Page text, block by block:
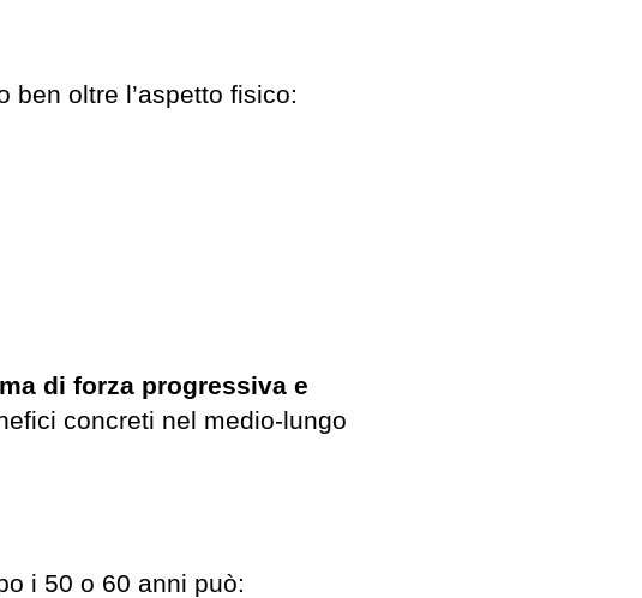
oltre l’aspetto fisico:
di forza progressiva e
concreti nel medio-lungo
i 50 o 60 anni può: